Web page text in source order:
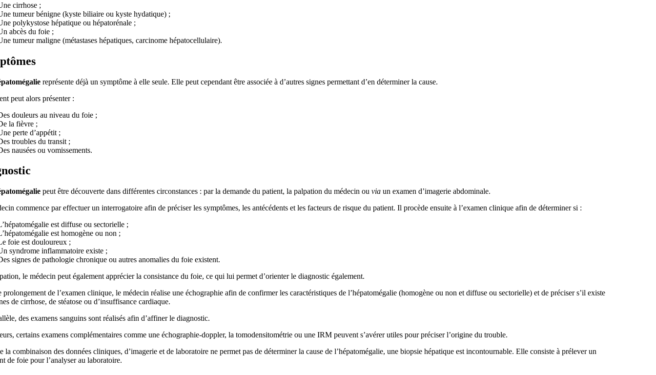
cirrhose ;
tumeur bénigne (kyste biliaire ou kyste hydatique) ;
polykystose hépatique ou hépatorénale ;
abcès du foie ;
tumeur maligne (métastases hépatiques, carcinome hépatocellulaire).
représente déjà un symptôme à elle seule. Elle peut cependant être associée à d’autres signes permettant d’en déterminer la cause.
peut alors présenter :
douleurs au niveau du foie ;
la fièvre ;
perte d’appétit ;
troubles du transit ;
nausées ou vomissements.
peut être découverte dans différentes circonstances : par la demande du patient, la palpation du médecin ou viaun examen d’imagerie abdominale.
commence par effectuer un interrogatoire afin de préciser les symptômes, les antécédents et les facteurs de risque du patient. Il procède ensuite à l’examen clinique afin de déterminer si :
est diffuse ou sectorielle ;
est homogène ou non ;
foie est douloureux ;
syndrome inflammatoire existe ;
signes de pathologie chronique ou autres anomalies du foie existent.
le médecin peut également apprécier la consistance du foie, ce qui lui permet d’orienter le diagnostic également.
prolongement de l’examen clinique, le médecin réalise une échographie afin de confirmer les caractéristiques de l’hépatomégalie (homogène ou non et diffuse ou sectorielle) et de préciser s’il existe
de cirrhose, de stéatose ou d’insuffisance cardiaque.
des examens sanguins sont réalisés afin d’affiner le diagnostic.
certains examens complémentaires comme une échographie-doppler, la tomodensitométrie ou une IRM peuvent s’avérer utiles pour préciser l’origine du trouble.
la combinaison des données cliniques, d’imagerie et de laboratoire ne permet pas de déterminer la cause de l’hépatomégalie, une biopsie hépatique est incontournable. Elle consiste à prélever un
de foie pour l’analyser au laboratoire.